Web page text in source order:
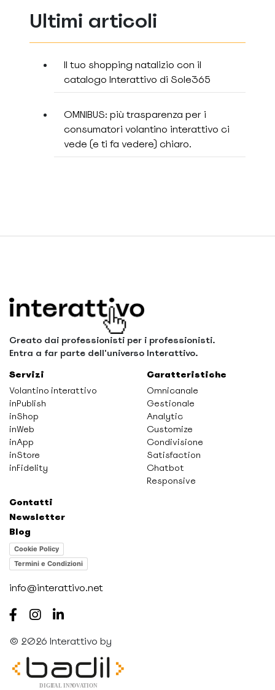
Ultimi articoli
Il tuo shopping natalizio con il
catalogo Interattivo di Sole365
OMNIBUS: più trasparenza per i
consumatori volantino interattivo ci
vede (e ti fa vedere) chiaro.
Creato dai professionisti per i professionisti.
Entra a far parte dell'universo Interattivo.
Servizi
Volantino interattivo
inPublish
inShop
inWeb
inApp
inStore
inFidelity
Caratteristiche
Omnicanale
Gestionale
Analytic
Customize
Condivisione
Satisfaction
Chatbot
Responsive
Contatti
Newsletter
Blog
Cookie Policy
Termini e Condizioni
info@interattivo.net
© 2026 Interattivo by